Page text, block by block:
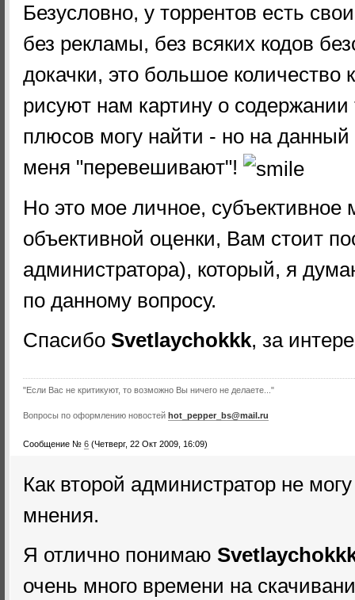
Безусловно, у торрентов есть
без рекламы, без всяких кодов
докачки, это большое количество
рисуют нам картину о
плюсов могу найти - но на
меня "перевешивают"!
Но это мое личное,
объективной оценки, Вам стоит
администратора), который, я
по данному вопросу.
Спасибо Svetlaychokkk, за
"Если Вас не критикуют, то возможно Вы ничего не делаете..."
Вопросы по оформлению новостей hot_pepper_bs@mail.ru
Сообщение № 6 (Четверг, 22 Окт 2009, 16:09)
Как второй администратор не
мнения.
Я отлично понимаю
очень много времени на